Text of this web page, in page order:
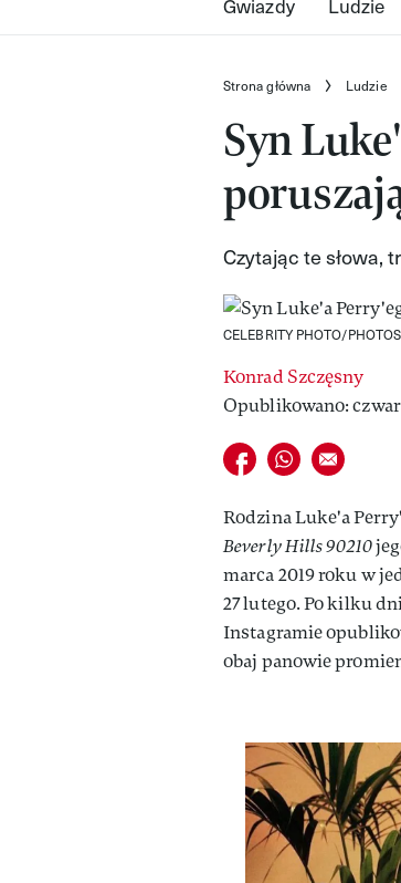
Strona główna Ludzie
Syn
Czytając te słowa,
CELEBRITY PHOTO/
Konrad Szczęsny
Opublikowano:
Udostępnij na
Udostępnij na
E-mail do
Rodzina Luke'a
Beverly Hills 90210
marca 2019 roku w
27 lutego. Po kilku
Instagramie
obaj panowie